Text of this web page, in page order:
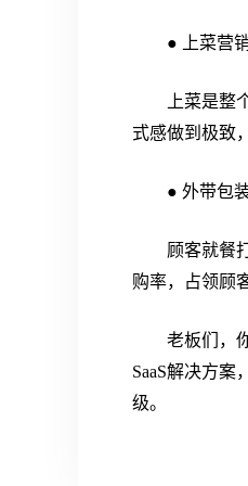
● 上菜营
上菜是
式感做到极致
● 外带包
顾客就餐
购率，占领顾
老板们，
SaaS解决方
级。